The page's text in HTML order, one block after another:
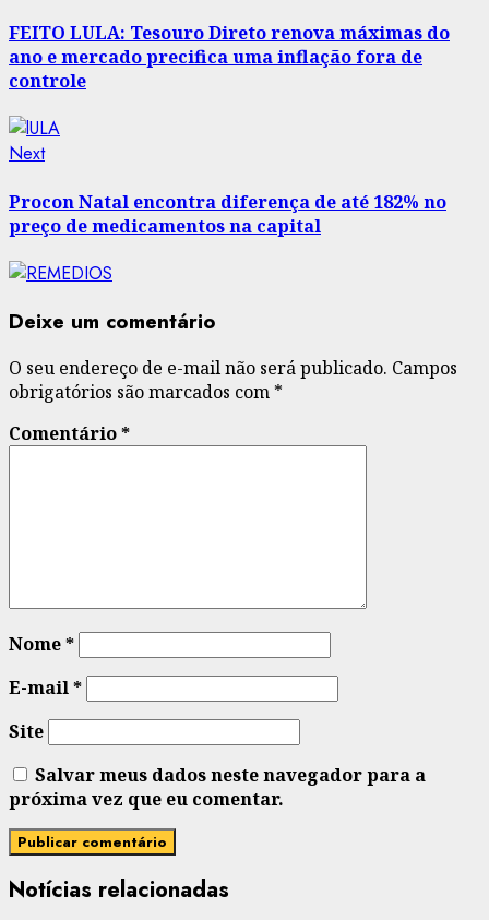
navigation
FEITO LULA: Tesouro Direto renova máximas do
ano e mercado precifica uma inflação fora de
controle
NextNext
Procon Natal encontra diferença de até 182% no
preço de medicamentos na capital
Deixe um comentário
O seu endereço de e-mail não será publicado. Campos
obrigatórios são marcados com *
Comentário*
Nome*
E-mail*
Site
Salvar meus dados neste navegador para a
próxima vez que eu comentar.
Notícias relacionadas